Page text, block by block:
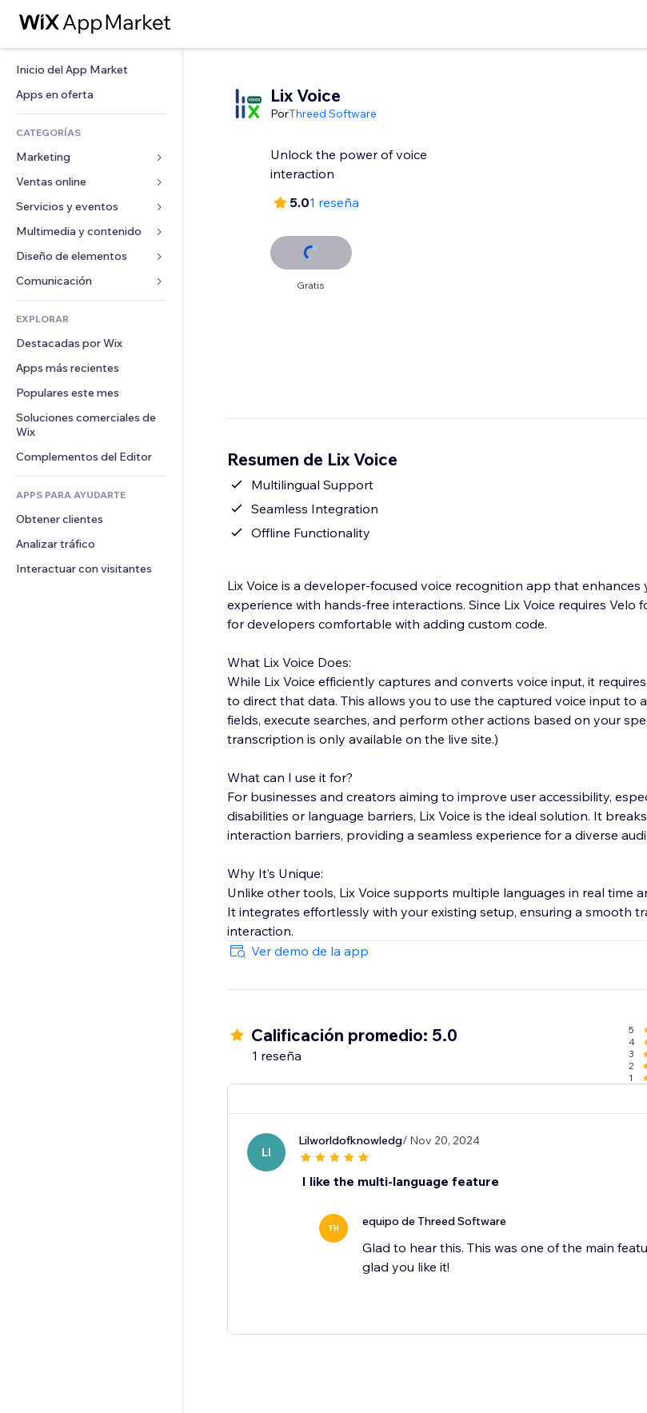
Inicio del App Market
Apps en oferta
CATEGORÍAS
Marketing
Anuncios
Móvil
Analíticas
Anuncios del sitio
Email
Ventas online
Apps para tiendas
Envíos y entregas
Botones de venta
Contabilidad
Cupones y fidelización
Almacenamiento de mercancía
Crowdfunding
Alimentos y bebidas
Servicios y eventos
Hoteles
Eventos
Restaurantes
Inmobiliarias
Reservas
Multimedia y contenido
Galerías
Música
Pódcast
Fotografía
Video
PDF
Compartir archivos
Noticias
Servicios de contenido
Efectos de texto
Diseño de elementos
Mapas y navegación
Privacidad y seguridad
Reloj
Plantillas para páginas
Efectos de imágenes
Botones y menús
Banners e insignias
Calculadoras
Buscar
Formularios
Encuestas
Chat
Comentarios
Teléfono
Comunidad
Reseñas y testimonios
EXPLORAR
Destacadas por Wix
Apps más recientes
Populares este mes
Soluciones comerciales de
Wix
Complementos del Editor
APPS PARA AYUDARTE
Obtener clientes
Analizar tráfico
Interactuar con visitantes
Lix Voice
PorThreed Software
Unlock the power of voice
interaction
5.01 reseña
Gratis
Resumen de Lix Voice
Multilingual Support
Seamless Integration
Offline Functionality
Lix Voice is a developer-focused voice recognition app that enhances
experience with hands-free interactions. Since Lix Voice requires Velo
for developers comfortable with adding custom code.
What Lix Voice Does:
While Lix Voice efficiently captures and converts voice input, it
to direct that data. This allows you to use the captured voice input to
fields, execute searches, and perform other actions based on your
transcription is only available on the live site.)
What can I use it for?
For businesses and creators aiming to improve user accessibility,
disabilities or language barriers, Lix Voice is the ideal solution. It
interaction barriers, providing a seamless experience for a diverse
Why It’s Unique:
Unlike other tools, Lix Voice supports multiple languages in real time
It integrates effortlessly with your existing setup, ensuring a smooth
interaction.
Ver demo de la app
Calificación promedio: 5.0
1 reseña
5
4
3
2
1
LI
Lilworldofknowledg/ Nov 20, 2024
I like the multi-language feature
TH equipo de Threed Software
Glad to hear this. This was one of the main
glad you like it!